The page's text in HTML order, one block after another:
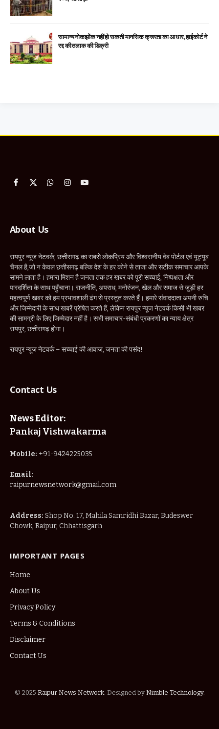
सामान्य नोकझोंक नहीं हो सकती मानसिक क्रूरता का आधार, हाईकोर्ट ने
रद्द की तलाक की डिक्री
Facebook
X
WhatsApp
InstagramYouTube
About Us
रायपुर न्यूज नेटवर्क, छत्तीसगढ़ का सबसे लोकप्रिय और विश्वसनीय वेब पोर्टल एवं यूट्यूब
चैनल है,जो न केवल छत्तीसगढ़ बल्कि देश के हर कोने से ताजा और सटीक समाचार आपके
सामने लाता है। हमारा मिशन है जनता तक हर खबर को पूरी सच्चाई, निष्पक्षता और
पारदर्शिता के साथ पहुँचाना। राजनीति, अपराध, मनोरंजन, खेल और समाज से जुड़ी हर
महत्वपूर्ण खबर को हम प्रभावशाली ढंग से प्रस्तुत करते हैं। हमारे संवाददाता अपनी रुचि
और जिम्मेदारी के साथ खबरें प्रेषित करते हैं, लेकिन रायपुर न्यूज नेटवर्क किसी भी खबर
की सामग्री के लिए जिम्मेदार नहीं है। सभी समाचार-संबंधी प्रकरणों का न्याय क्षेत्र
रायपुर, छत्तीसगढ़ होगा।
रायपुर न्यूज नेटवर्क – सच्चाई की आवाज, जनता की पसंद!
Contact Us
News Editor:
Pankaj Vishwakarma
Mobile: +91-9424225035
Email:
raipurnewsnetwork@gmail.com
Address: Shop No. 17, Mahila Samridhi Bazar, Budeswer
Chowk, Raipur, Chhattisgarh
IMPORTANT PAGES
Home
About Us
Privacy Policy
Terms & Conditions
Disclaimer
Contact Us
© 2025 Raipur News Network. Designed by Nimble Technology.